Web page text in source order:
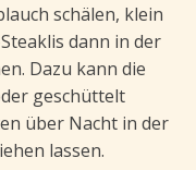
schälen, klein
dann in der
Dazu kann die
geschüttelt
über Nacht in der
lassen.